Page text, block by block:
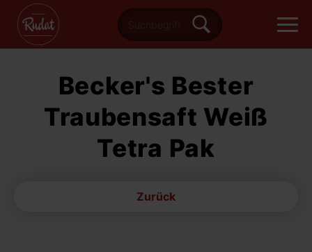
Becker's Bester
Traubensaft Weiß
Tetra Pak
Zurück